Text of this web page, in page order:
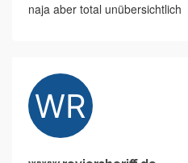
naja aber total unübersichtlich